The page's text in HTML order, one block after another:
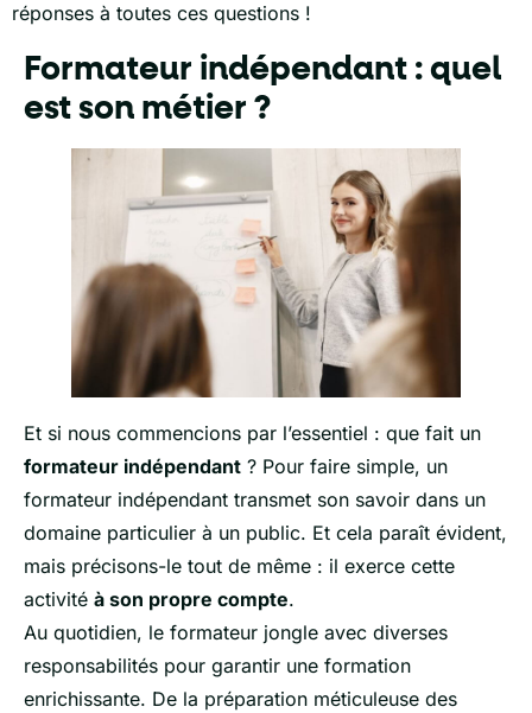
réponses à toutes ces questions !
Formateur indépendant : quel
est son métier ?
Et si nous commencions par l’essentiel : que fait un
formateur indépendant ? Pour faire simple, un
formateur indépendant transmet son savoir dans un
domaine particulier à un public. Et cela paraît évident,
mais précisons-le tout de même : il exerce cette
activité à son propre compte.
Au quotidien, le formateur jongle avec diverses
responsabilités pour garantir une formation
enrichissante. De la préparation méticuleuse des